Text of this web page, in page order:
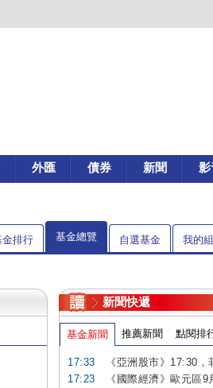
外匯 債券 新聞 影
金排行 基金總覽 自選基金 我的
新聞快遞
基金新聞 推薦新聞 點閱排
17:33
《亞洲股市》17:30
17:23
《國際經濟》歐元區